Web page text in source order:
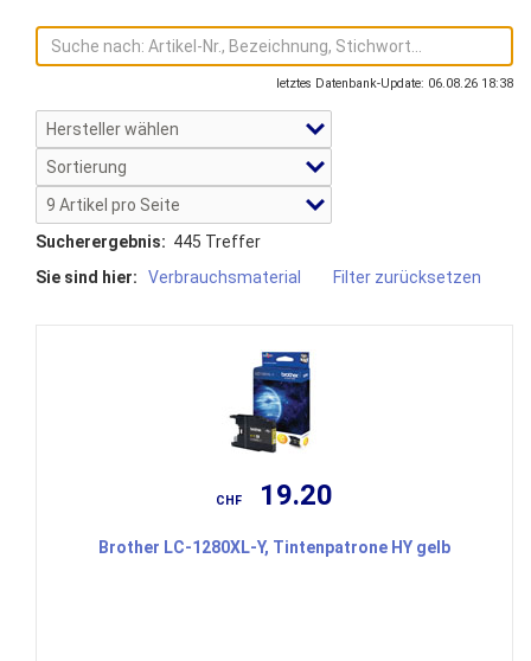
letztes Datenbank-Update: 06.08.26 18:38
Sucherergebnis: 445 Treffer
Sie sind hier:
Verbrauchsmaterial Filter zurücksetzen
CHF 19.20
Brother LC-1280XL-Y, Tintenpatrone HY gelb